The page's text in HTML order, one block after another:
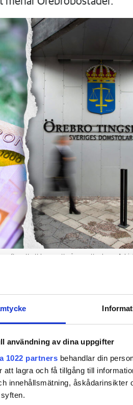
användning av dina uppgifter
1022 partners behandlar din
att lagra och få tillgång till
innehållsmätning,
efter att ett barn satt på en vattenkran.
Barnet som har
på kranen i duschen. Men
mamman och då har vattnet
upp vattnet och tror
Örebrobostäder, Öbo,